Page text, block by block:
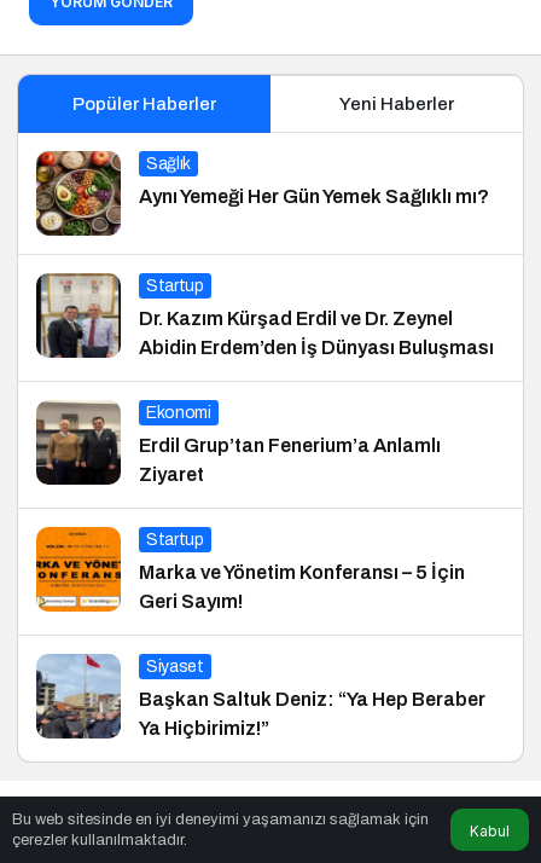
Popüler Haberler Yeni Haberler
Sağlık
Aynı Yemeği Her Gün Yemek Sağlıklı mı?
Startup
Dr. Kazım Kürşad Erdil ve Dr. Zeynel
Abidin Erdem’den İş Dünyası Buluşması
Ekonomi
Erdil Grup’tan Fenerium’a Anlamlı
Ziyaret
Startup
Marka ve Yönetim Konferansı – 5 İçin
Geri Sayım!
Siyaset
Başkan Saltuk Deniz: “Ya Hep Beraber
Ya Hiçbirimiz!”
Sağlık
Okul Çağı Çocuklarında (6–12 yaş)
Beslenme
Bu web sitesinde en iyi deneyimi yaşamanızı sağlamak için
çerezler kullanılmaktadır.
Kabul